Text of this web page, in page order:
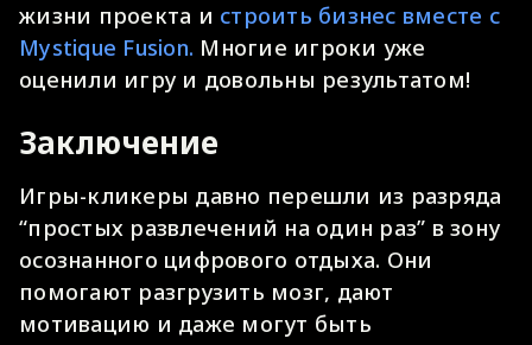
жизни проекта и строить бизнес вместе с
Mystique Fusion. Многие игроки уже
оценили игру и довольны результатом!
Заключение
Игры-кликеры давно перешли из разряда
“простых развлечений на один раз” в зону
осознанного цифрового отдыха. Они
помогают разгрузить мозг, дают
мотивацию и даже могут быть